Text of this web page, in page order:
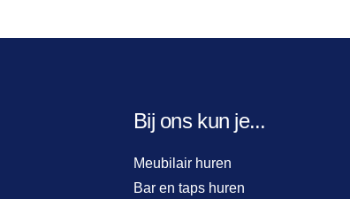
Bij ons kun je...
Meubilair huren
Bar en taps huren